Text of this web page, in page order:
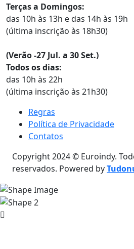
Terças a Domingos:
das 10h às 13h e das 14h às 19h
(última inscrição às 18h30)
(Verão -27 Jul. a 30 Set.)
Todos os dias:
das 10h às 22h
(última inscrição às 21h30)
Regras
Política de Privacidade
Contatos
Copyright 2024 © Euroindy.
reservados. Powered by